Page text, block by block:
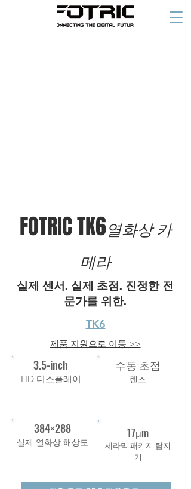
FOTRIC TK6열화상 카
메라
실제 센서. 실제 초점. 진정한 전
문가를 위한.
TK6
제품 지원으로 이동 >>
3.5-inch
HD 디스플레이
수동 초점
렌즈
384×288
실제 열화상 해상도
17μm
세라믹 패키지 탐지
기